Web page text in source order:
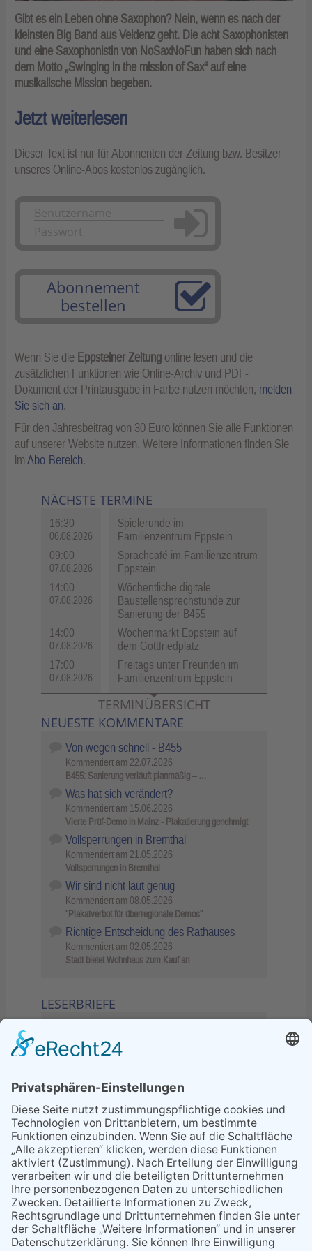
Gibt es ein Leben ohne Saxophon? Nein, wenn es nach der
kleinsten Big Band aus Veldenz geht. Die acht Saxophonisten
und eine Saxophonistin von NoSaxNoFun haben sich nach
dem Motto „Swinging in the mission of Sax“ auf eine
musikalische Mission begeben.
Jetzt weiterlesen
Dieser Text ist nur für Abonnenten der Zeitung bzw. Besitzer
unseres Online-Abos kostenlos zugänglich.
Anmelden
Abonnement
bestellen
Wenn Sie die Eppsteiner Zeitung online lesen und die
zusätzlichen Funktionen wie Online-Archiv und PDF-
Dokument der Printausgabe in Farbe nutzen möchten, melden
Sie sich an.
Für den Jahresbeitrag von 30 Euro können Sie alle Funktionen
auf unserer Website nutzen. Weitere Informationen finden Sie
imAbo-Bereich.
NÄCHSTE TERMINE
16:30
06.08.2026
Spielerunde im
Familienzentrum Eppstein
09:00
07.08.2026
Sprachcafé im Familienzentrum
Eppstein
14:00
07.08.2026
Wöchentliche digitale
Baustellensprechstunde zur
Sanierung der B455
14:00
07.08.2026
Wochenmarkt Eppstein auf
dem Gottfriedplatz
17:00
07.08.2026
Freitags unter Freunden im
Familienzentrum Eppstein
TERMINÜBERSICHT
NEUESTE KOMMENTARE
Von wegen schnell - B455
Kommentiert am 22.07.2026
B455: Sanierung verläuft planmäßig – …
Was hat sich verändert?
Kommentiert am 15.06.2026
Vierte Prüf-Demo in Mainz - Plakatierung genehmigt
Vollsperrungen in Bremthal
Kommentiert am 21.05.2026
Vollsperrungen in Bremthal
Wir sind nicht laut genug
Kommentiert am 08.05.2026
"Plakatverbot für überregionale Demos"
Richtige Entscheidung des Rathauses
Kommentiert am 02.05.2026
Stadt bietet Wohnhaus zum Kauf an
LESERBRIEFE
Sperrung B455: Kleiner
Grenzverkehr statt weite Wege
21.04.2026
Wenn Bahn-Computer nicht
miteinander kommunizieren
11.03.2026
"Plakatverbot für überregionale
Demos"
04.02.2026
Gelbe Tonne – Ein kleiner Blick
über den Tellerand
04.02.2026
Plastikersparnis durch Nutzung